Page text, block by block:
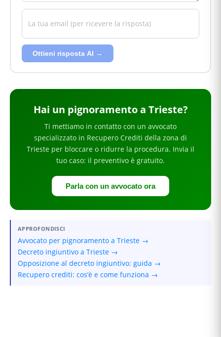
Ottieni risposta AI →
Hai un pignoramentoa Trieste?
Ti mettiamo in contatto con un avvocato
specializzato in Recupero Crediti della zona di
Trieste per bloccare o ridurre la procedura. Invia il
tuo caso: il preventivo è gratuito.
Parla con un avvocato ora
APPROFONDISCI
Avvocato per pignoramento a Trieste →
Decreto ingiuntivo a Trieste →
Opposizione al decreto ingiuntivo: guida →
Recupero crediti: cos’è e come funziona →